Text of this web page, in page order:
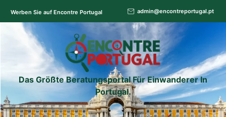
Werben Sie auf Encontre Portugal admin@encontreportugal.pt
Das Größte Beratungsportal Für Einwanderer In
Portugal.